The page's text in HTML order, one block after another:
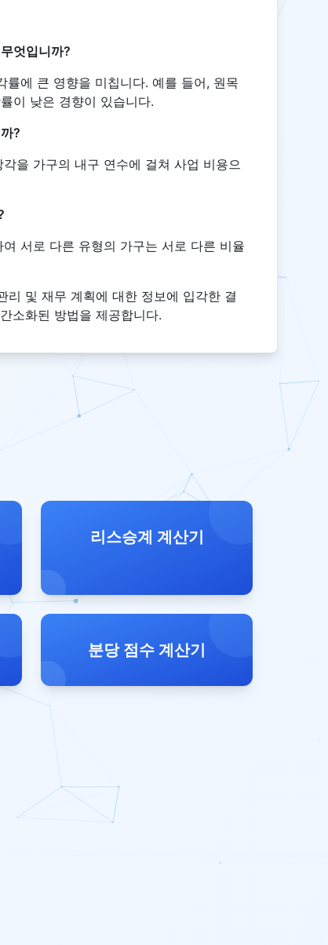
엇입니까?
에 큰 영향을 미칩니다. 예를 들어, 원목
이 낮은 경향이 있습니다.
?
을 가구의 내구 연수에 걸쳐 사업 비용으
서로 다른 유형의 가구는 서로 다른 비율
리 및 재무 계획에 대한 정보에 입각한 결
소화된 방법을 제공합니다.
리스승계 계산기
분당 점수 계산기